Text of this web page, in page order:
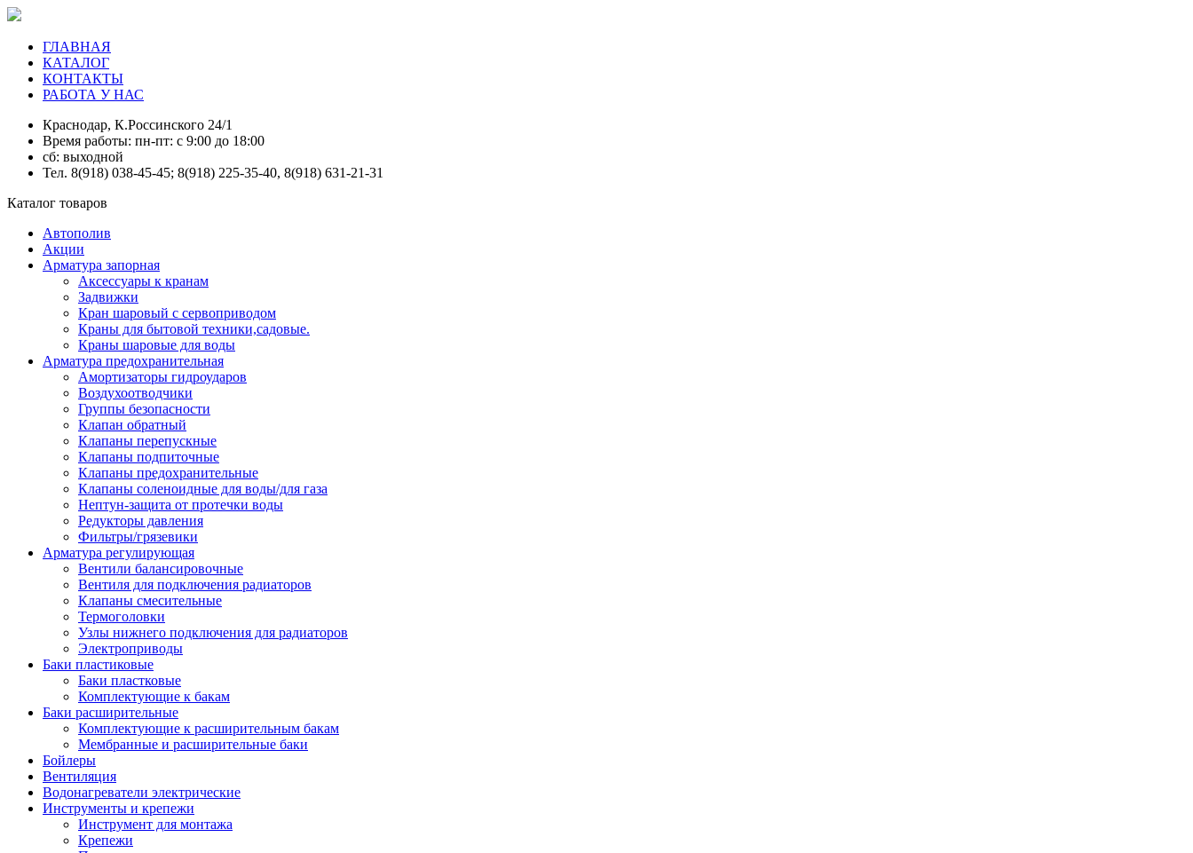
ГЛАВНАЯ
КАТАЛОГ
КОНТАКТЫ
РАБОТА У НАС
Краснодар, К.Россинского 24/1
Время работы: пн-пт: с 9:00 до 18:00
сб: выходной
Тел. 8(918) 038-45-45; 8(918) 225-35-40, 8(918) 631-21-31
Каталог товаров
Автополив
Акции
Арматура запорная
Аксессуары к кранам
Задвижки
Кран шаровый с сервоприводом
Краны для бытовой техники,садовые.
Краны шаровые для воды
Арматура предохранительная
Амортизаторы гидроударов
Воздухоотводчики
Группы безопасности
Клапан обратный
Клапаны перепускные
Клапаны подпиточные
Клапаны предохранительные
Клапаны соленоидные для воды/для газа
Нептун-защита от протечки воды
Редукторы давления
Фильтры/грязевики
Арматура регулирующая
Вентили балансировочные
Вентиля для подключения радиаторов
Клапаны смесительные
Термоголовки
Узлы нижнего подключения для радиаторов
Электроприводы
Баки пластиковые
Баки пластковые
Комплектующие к бакам
Баки расширительные
Комплектующие к расширительным бакам
Мембранные и расширительные баки
Бойлеры
Вентиляция
Водонагреватели электрические
Инструменты и крепежи
Инструмент для монтажа
Крепежи